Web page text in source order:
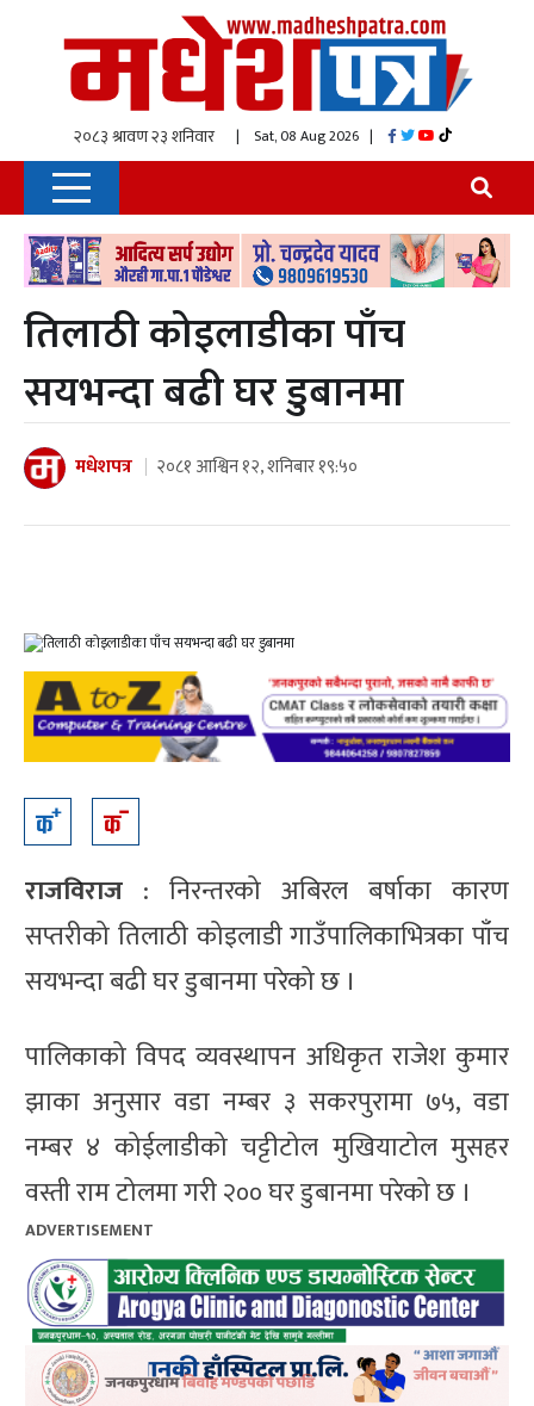
| Sat, 08 Aug 2026 |
तिलाठी कोइलाडीका पाँच
सयभन्दा बढी घर डुबानमा
मधेशपत्र २०८१ आश्विन १२, शनिबार १९:५०
राजविराज : निरन्तरको अबिरल बर्षाका कारण
सप्तरीको तिलाठी कोइलाडी गाउँपालिकाभित्रका पाँच
सयभन्दा बढी घर डुबानमा परेको छ ।
पालिकाको विपद व्यवस्थापन अधिकृत राजेश कुमार
झाका अनुसार वडा नम्बर ३ सकरपुरामा ७५, वडा
नम्बर ४ कोईलाडीको चट्टीटोल मुखियाटोल मुसहर
वस्ती राम टोलमा गरी २०० घर डुबानमा परेको छ ।
ADVERTISEMENT